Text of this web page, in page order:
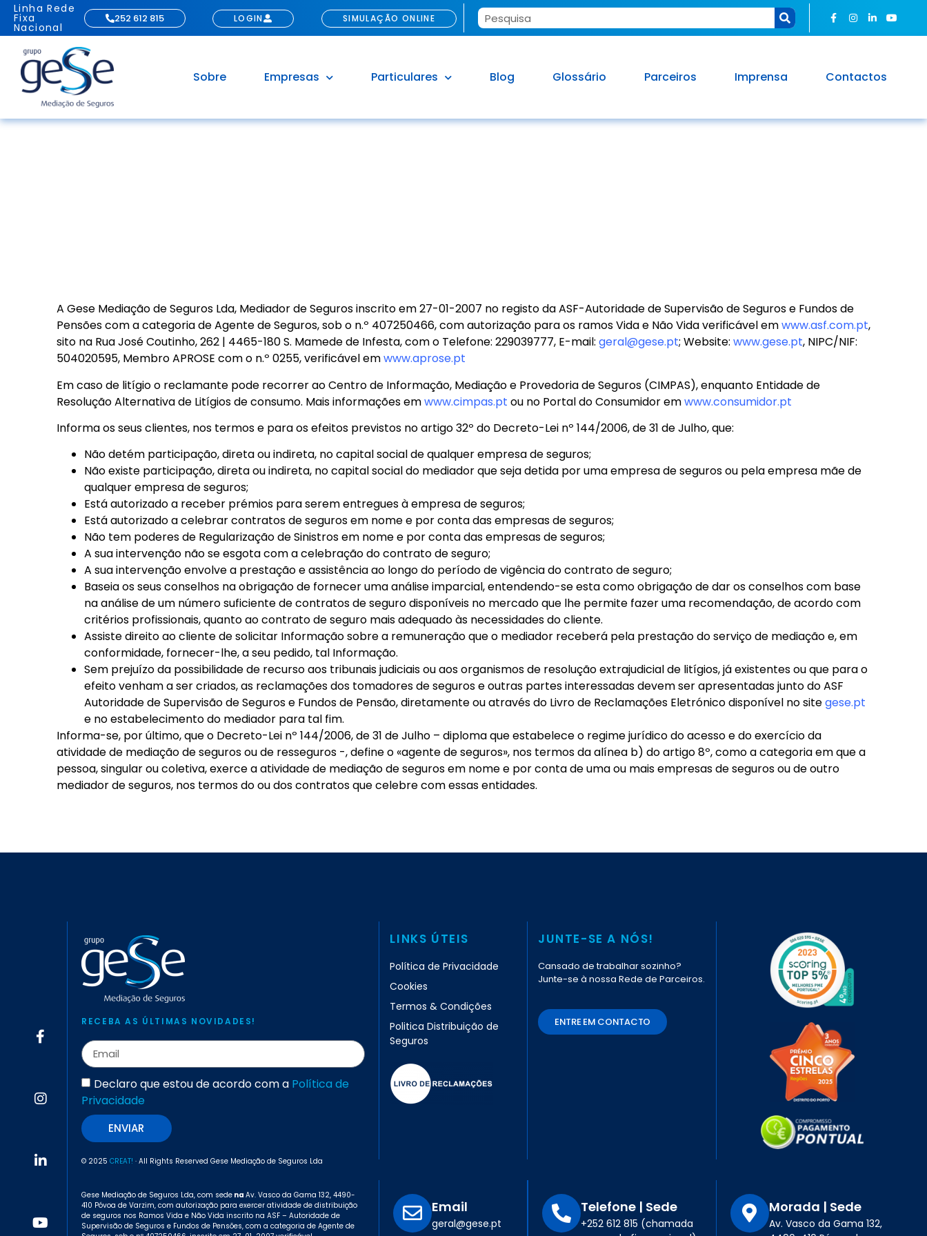
Linha Rede
Fixa
Nacional
252 612 815 LOGIN SIMULAÇÃO ONLINE
Sobre Empresas Particulares Blog Glossário Parceiros Imprensa Contactos
A Gese Mediação de Seguros Lda, Mediador de Seguros inscrito em 27-01-2007 no registo da ASF-Autoridade de Supervisão de Seguros e Fundos de
Pensões com a categoria de Agente de Seguros, sob o n.º 407250466, com autorização para os ramos Vida e Não Vida verificável emwww.asf.com.pt,
sito na Rua José Coutinho, 262 | 4465-180 S. Mamede de Infesta, com o Telefone: 229039777, E-mail: geral@gese.pt; Website: www.gese.pt, NIPC/NIF:
504020595, Membro APROSE com o n.º 0255, verificável emwww.aprose.pt
Em caso de litígio o reclamante pode recorrer ao Centro de Informação, Mediação e Provedoria de Seguros (CIMPAS), enquanto Entidade de
Resolução Alternativa de Litígios de consumo. Mais informações emwww.cimpas.pt ou no Portal do Consumidor emwww.consumidor.pt
Informa os seus clientes, nos termos e para os efeitos previstos no artigo 32º do Decreto-Lei nº 144/2006, de 31 de Julho, que:
Não detém participação, direta ou indireta, no capital social de qualquer empresa de seguros;
Não existe participação, direta ou indireta, no capital social do mediador que seja detida por uma empresa de seguros ou pela empresa mãe de
qualquer empresa de seguros;
Está autorizado a receber prémios para serem entregues à empresa de seguros;
Está autorizado a celebrar contratos de seguros em nome e por conta das empresas de seguros;
Não tem poderes de Regularização de Sinistros em nome e por conta das empresas de seguros;
A sua intervenção não se esgota com a celebração do contrato de seguro;
A sua intervenção envolve a prestação e assistência ao longo do período de vigência do contrato de seguro;
Baseia os seus conselhos na obrigação de fornecer uma análise imparcial, entendendo-se esta como obrigação de dar os conselhos com base
na análise de um número suficiente de contratos de seguro disponíveis no mercado que lhe permite fazer uma recomendação, de acordo com
critérios profissionais, quanto ao contrato de seguro mais adequado às necessidades do cliente.
Assiste direito ao cliente de solicitar Informação sobre a remuneração que o mediador receberá pela prestação do serviço de mediação e, em
conformidade, fornecer-lhe, a seu pedido, tal Informação.
Sem prejuízo da possibilidade de recurso aos tribunais judiciais ou aos organismos de resolução extrajudicial de litígios, já existentes ou que para o
efeito venham a ser criados, as reclamações dos tomadores de seguros e outras partes interessadas devem ser apresentadas junto do ASF
Autoridade de Supervisão de Seguros e Fundos de Pensão, diretamente ou através do Livro de Reclamações Eletrónico disponível no sitegese.pt
e no estabelecimento do mediador para tal fim.
Informa-se, por último, que o Decreto-Lei nº 144/2006, de 31 de Julho – diploma que estabelece o regime jurídico do acesso e do exercício da
atividade de mediação de seguros ou de resseguros -, define o «agente de seguros», nos termos da alínea b) do artigo 8º, como a categoria em que a
pessoa, singular ou coletiva, exerce a atividade de mediação de seguros em nome e por conta de uma ou mais empresas de seguros ou de outro
mediador de seguros, nos termos do ou dos contratos que celebre com essas entidades.
RECEBA AS ÚLTIMAS NOVIDADES!
Declaro que estou de acordo com a Política de
Privacidade
ENVIAR
© 2025CREAT!· All Rights Reserved Gese Mediação de Seguros Lda
Gese Mediação de Seguros Lda, com sede naAv. Vasco da Gama 132, 4490-
410 Póvoa de Varzim, com autorização para exercer atividade de distribuição
de seguros nos Ramos Vida e Não Vida inscrito na ASF – Autoridade de
Supervisão de Seguros e Fundos de Pensões, com a categoria de Agente de
LINKS ÚTEIS
Política de Privacidade
Cookies
Termos & Condições
Politica Distribuição de
Seguros
JUNTE-SE A NÓS!
Cansado de trabalhar sozinho?
Junte-se à nossa Rede de Parceiros.
ENTRE EM CONTACTO
Email
geral@gese.pt
Telefone | Sede
+252 612 815 (chamada
Morada | Sede
Av. Vasco da Gama 132,